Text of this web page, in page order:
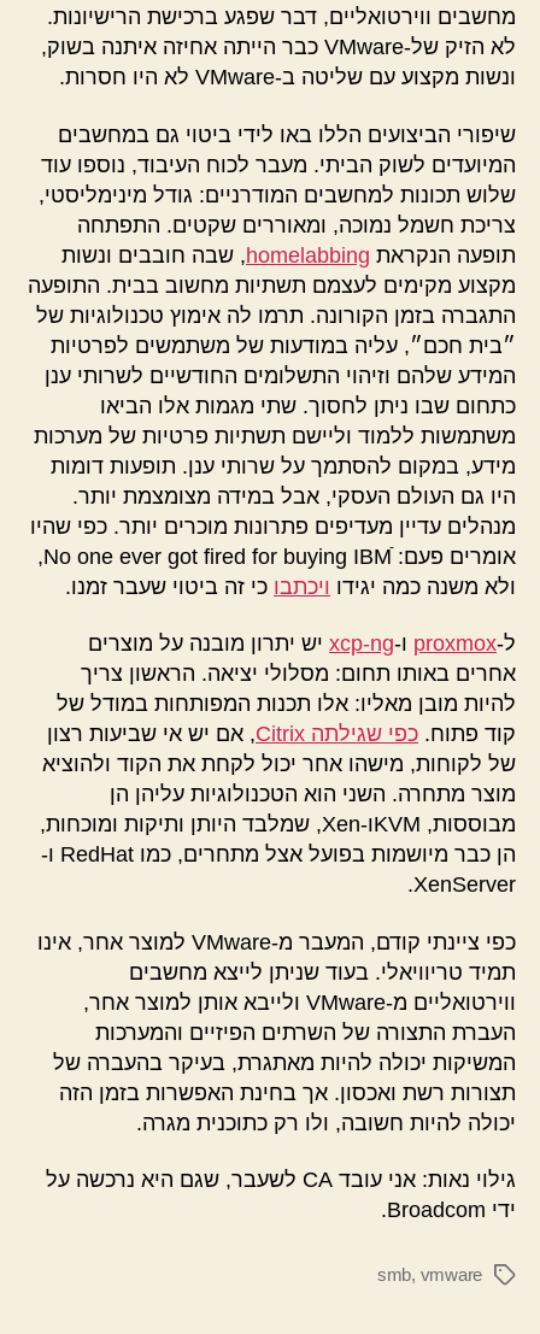
מחשבים ווירטואליים, דבר שפגע ברכישת הרישיונות.
לא הזיק של-VMware כבר הייתה אחיזה איתנה בשוק,
ונשות מקצוע עם שליטה ב-VMware לא היו חסרות.
שיפורי הביצועים הללו באו לידי ביטוי גם במחשבים
המיועדים לשוק הביתי. מעבר לכוח העיבוד, נוספו עוד
שלוש תכונות למחשבים המודרניים: גודל מינימליסטי,
צריכת חשמל נמוכה, ומאוררים שקטים. התפתחה
תופעה הנקראת homelabbing, שבה חובבים ונשות
מקצוע מקימים לעצמם תשתיות מחשוב בבית. התופעה
התגברה בזמן הקורונה. תרמו לה אימוץ טכנולוגיות של
״בית חכם״, עליה במודעות של משתמשים לפרטיות
המידע שלהם וזיהוי התשלומים החודשיים לשרותי ענן
כתחום שבו ניתן לחסוך. שתי מגמות אלו הביאו
משתמשות ללמוד וליישם תשתיות פרטיות של מערכות
מידע, במקום להסתמך על שרותי ענן. תופעות דומות
היו גם העולם העסקי, אבל במידה מצומצמת יותר.
מנהלים עדיין מעדיפים פתרונות מוכרים יותר. כפי שהיו
אומרים פעם: No one ever got fired for buying IBM
,
ולא משנה כמה יגידו ויכתבו כי זה ביטוי שעבר זמנו.
ל-proxmox ו-xcp-ng יש יתרון מובנה על מוצרים
אחרים באותו תחום: מסלולי יציאה. הראשון צריך
להיות מובן מאליו: אלו תכנות המפותחות במודל של
קוד פתוח. כפי שגילתה Citrix
, אם יש אי שביעות רצון
של לקוחות, מישהו אחר יכול לקחת את הקוד ולהוציא
מוצר מתחרה. השני הוא הטכנולוגיות עליהן הן
מבוססות, KVMו-Xen, שמלבד היותן ותיקות ומוכחות,
הן כבר מיושמות בפועל אצל מתחרים, כמו RedHat ו-
XenServer.
כפי ציינתי קודם, המעבר מ-VMware למוצר אחר, אינו
תמיד טריוויאלי. בעוד שניתן לייצא מחשבים
ווירטואליים מ-VMware ולייבא אותן למוצר אחר,
העברת התצורה של השרתים הפיזיים והמערכות
המשיקות יכולה להיות מאתגרת, בעיקר בהעברה של
תצורות רשת ואכסון. אך בחינת האפשרות בזמן הזה
יכולה להיות חשובה, ולו רק כתוכנית מגרה.
גילוי נאות: אני עובד CA לשעבר, שגם היא נרכשה על
ידי Broadcom.
תגיות smb, vmware